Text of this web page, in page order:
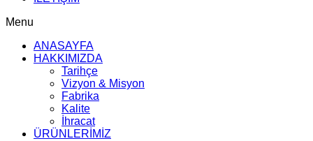
Menu
ANASAYFA
HAKKIMIZDA
Tarihçe
Vizyon & Misyon
Fabrika
Kalite
İhracat
ÜRÜNLERİMİZ